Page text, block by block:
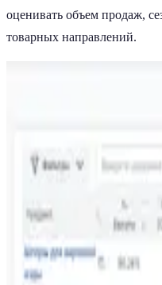
оценивать объем продаж,
товарных направлений.